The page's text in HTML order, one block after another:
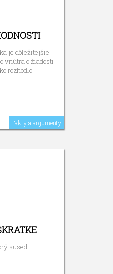
je dôležitejšie
vnútra o žiadosti
rozhodlo.
Fakty a argumenty
sused.